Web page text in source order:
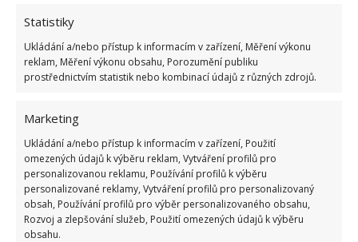
Statistiky
Ukládání a/nebo přístup k informacím v zařízení, Měření výkonu
reklam, Měření výkonu obsahu, Porozumění publiku
prostřednictvím statistik nebo kombinací údajů z různých zdrojů.
Marketing
Ukládání a/nebo přístup k informacím v zařízení, Použití
omezených údajů k výběru reklam, Vytváření profilů pro
personalizovanou reklamu, Používání profilů k výběru
personalizované reklamy, Vytváření profilů pro personalizovaný
obsah, Používání profilů pro výběr personalizovaného obsahu,
Rozvoj a zlepšování služeb, Použití omezených údajů k výběru
obsahu.
Nábytek z blešího trhu
Nábytek je pořízen z druhé ruky. Někdo se zbavuje –
druhý s radostí kupuje. Pak už stačí jen hezky
nazdobit a kouzelný interiér je na světě.